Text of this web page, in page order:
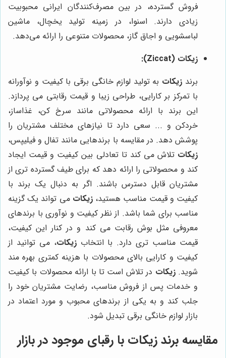
فروش گسترده، در بین مصرف‌کنندگان ایرانی محبوبیت
زیادی دارند. اسنوا، در زمینه تولید یخچال، ماشین
لباسشویی و اجاق گاز، محصولات متنوعی را ارائه می‌دهد.
زیکات (Ziccat):
برند زیکات به تولید لوازم خانگی برقی با کیفیت و نوآورانه
با تمرکز بر کارایی، طراحی زیبا و قیمت رقابتی می پردازد.
این برند با ارائه محصولاتی مانند سرخ کن، غذاساز،
خردکن و ... سعی دارد تا نیازهای مختلف مشتریان را
پوشش دهد. در مقایسه با برندهایی مانند تفال و فیلیپس،
زیکات تلاش می کند تا تعادلی بین کیفیت و قیمت ایجاد
کند و محصولاتی را ارائه دهد که برای طیف گسترده تری از
مشتریان قابل دسترس باشند. اگر به دنبال یک برند با
کیفیت و قیمت مناسب هستید،زیکات می تواند یک گزینه
مناسب برای شما باشد. از نظر کیفیت و نوآوری با برندهای
معروفی مثل بوش رقابت می کند و در کنار این کیفیت،
قیمت مناسب تری دارد. با انتخابزیکات، می توانید از
کیفیت و کارایی بالای محصولات با هزینه کمتری بهره مند
شوید.زیکات در تلاش است تا با ارائه محصولات با کیفیت
و خدمات پس از فروش مناسب، رضایت مشتریان خود را
جلب کند و به یکی از برندهای محبوب و مورد اعتماد در
بازار لوازم خانگی برقی تبدیل شود.
مقایسه برند زیکات با رقبای موجود در بازار